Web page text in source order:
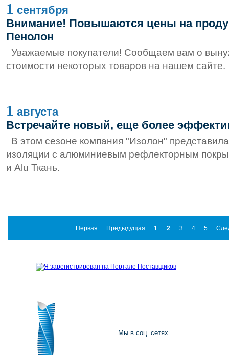
1 сентября
Внимание! Повышаются цены на
Пенолон
Уважаемые покупатели! Сообщаем вам о
стоимости некоторых товаров на нашем сайте.
1 августа
Встречайте новый, еще более
В этом сезоне компания "Изолон"
изоляции с алюминиевым рефлекторным
и Alu Ткань.
Первая Предыдущая 1 2 3 4 5
Мы в соц. сетях